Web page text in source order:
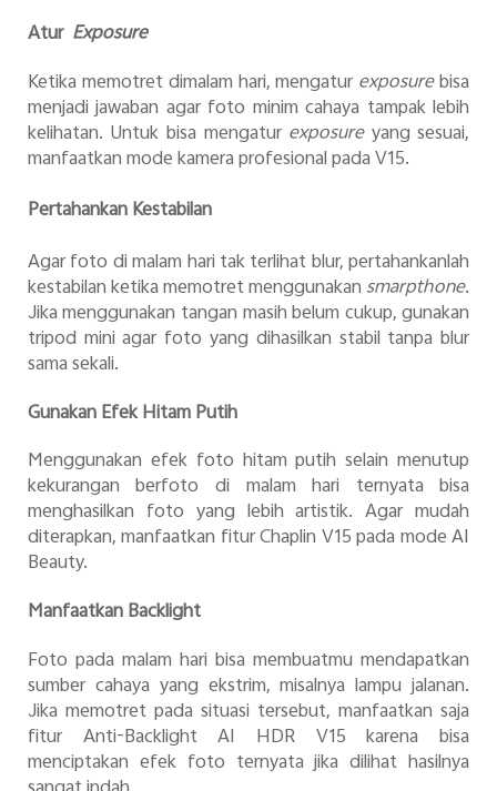
Atur Exposure
Ketika memotret dimalam hari, mengatur exposurebisa
menjadi jawaban agar foto minim cahaya tampak lebih
kelihatan. Untuk bisa mengatur exposure yang sesuai,
manfaatkan mode kamera profesional pada V15.
Pertahankan Kestabilan
Agar foto di malam hari tak terlihat blur, pertahankanlah
kestabilan ketika memotret menggunakan smarpthone.
Jika menggunakan tangan masih belum cukup, gunakan
tripod mini agar foto yang dihasilkan stabil tanpa blur
sama sekali.
Gunakan Efek Hitam Putih
Menggunakan efek foto hitam putih selain menutup
kekurangan berfoto di malam hari ternyata bisa
menghasilkan foto yang lebih artistik. Agar mudah
diterapkan, manfaatkan fitur Chaplin V15 pada mode AI
Beauty.
Manfaatkan Backlight
Foto pada malam hari bisa membuatmu mendapatkan
sumber cahaya yang ekstrim, misalnya lampu jalanan.
Jika memotret pada situasi tersebut, manfaatkan saja
fitur Anti-Backlight AI HDR V15 karena bisa
menciptakan efek foto ternyata jika dilihat hasilnya